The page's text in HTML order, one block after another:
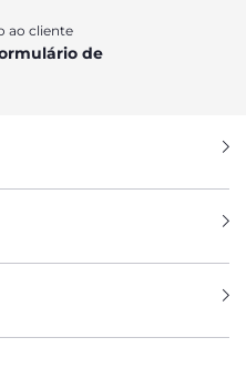
ao cliente
de